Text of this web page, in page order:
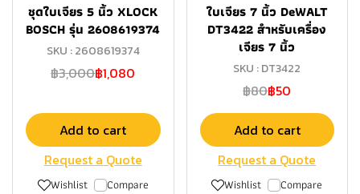
ชุดใบเจียร 5 นิ้ว XLOCK
BOSCH รุ่น 2608619374
SKU : 2608619374
฿3,000฿1,080
Add to cart
Request a Quote
Wishlist Compare
ใบเจียร 7 นิ้ว DeWALT
DT3422 สำหรับเครื่อง
เจียร 7 นิ้ว
SKU : DT3422
฿80฿50
Add to cart
Request a Quote
Wishlist Compare